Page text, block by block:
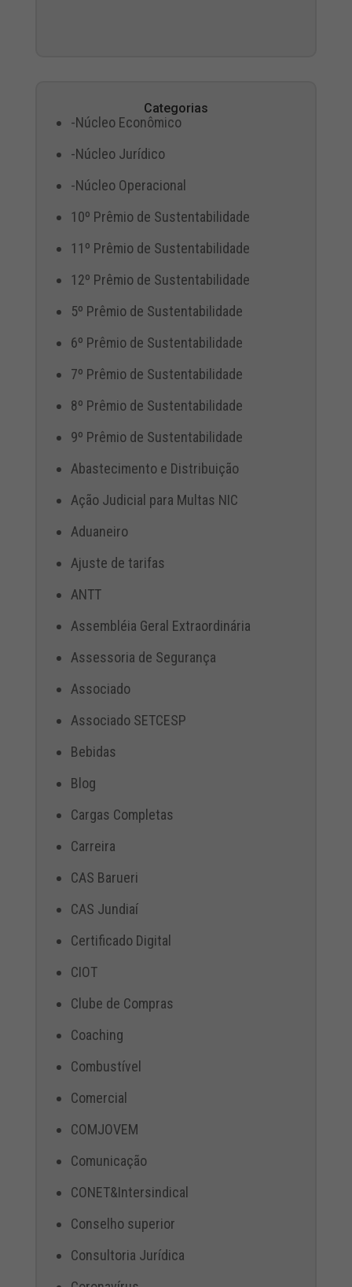
Categorias
-Núcleo Econômico
-Núcleo Jurídico
-Núcleo Operacional
10º Prêmio de Sustentabilidade
11º Prêmio de Sustentabilidade
12º Prêmio de Sustentabilidade
5º Prêmio de Sustentabilidade
6º Prêmio de Sustentabilidade
7º Prêmio de Sustentabilidade
8º Prêmio de Sustentabilidade
9º Prêmio de Sustentabilidade
Abastecimento e Distribuição
Ação Judicial para Multas NIC
Aduaneiro
Ajuste de tarifas
ANTT
Assembléia Geral Extraordinária
Assessoria de Segurança
Associado
Associado SETCESP
Bebidas
Blog
Cargas Completas
Carreira
CAS Barueri
CAS Jundiaí
Certificado Digital
CIOT
Clube de Compras
Coaching
Combustível
Comercial
COMJOVEM
Comunicação
CONET&Intersindical
Conselho superior
Consultoria Jurídica